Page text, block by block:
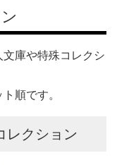
庫や特殊コレクシ
順です。
レクション